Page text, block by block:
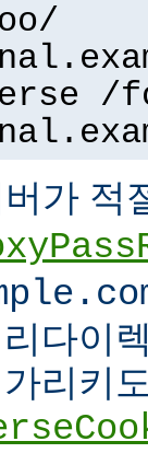
/
가 적
다이
리키